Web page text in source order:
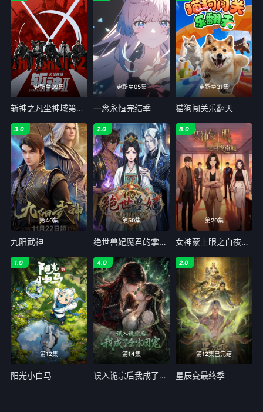
更新至09集
斩神之凡尘神域第二季
更新至05集
一念永恒完结季
更新至31集
猫狗闯关乐翻天
第40集
3.0
九阳武神
第50集
2.0
绝世兽妃魔君的掌心宠
第20集
8.0
女神蒙上眼之白夜南城
第12集
1.0
阳光小白马
第14集
4.0
误入诡宗后我成了全宗团宠
第12集已完结
2.0
星辰变最终季